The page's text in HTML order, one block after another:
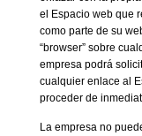
el Espacio web que
como parte de su
“browser” sobre
empresa podrá
cualquier enlace al
proceder de
La empresa no